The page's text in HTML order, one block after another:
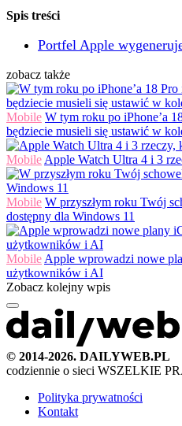
Spis treści
Portfel Apple
zobacz także
Mobile W tym roku po iPhone’a
będziecie musieli się ustawić w
Mobile Apple Watch Ultra 4 i 3
Mobile W przyszłym roku Twój
dostępny dla Windows 11
Mobile Apple wprowadzi nowe
użytkowników i AI
Zobacz kolejny wpis
© 2014-2026. DAILYWEB.PL
codziennie o sieci WSZELKIE
Polityka prywatności
Kontakt